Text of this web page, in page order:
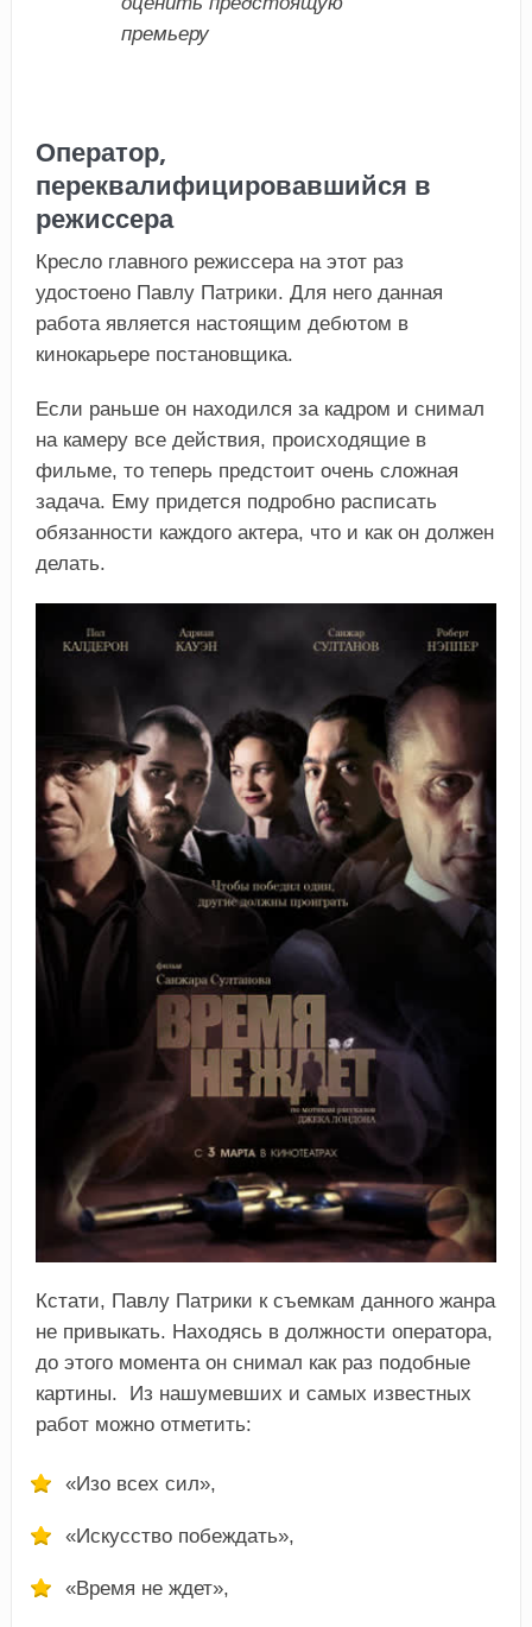
премьеру
Оператор,
переквалифицировавшийся в
режиссера
Кресло главного режиссера на этот раз
удостоено Павлу Патрики. Для него данная
работа является настоящим дебютом в
кинокарьере постановщика.
Если раньше он находился за кадром и снимал
на камеру все действия, происходящие в
фильме, то теперь предстоит очень сложная
задача. Ему придется подробно расписать
обязанности каждого актера, что и как он должен
делать.
Кстати, Павлу Патрики к съемкам данного жанра
не привыкать. Находясь в должности оператора,
до этого момента он снимал как раз подобные
картины. Из нашумевших и самых известных
работ можно отметить:
«Изо всех сил»,
«Искусство побеждать»,
«Время не ждет»,